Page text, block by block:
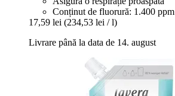
Conținut de fluorură: 1.400 ppm
17,59 lei (234,53 lei / l)
Livrare până la data de 14. august